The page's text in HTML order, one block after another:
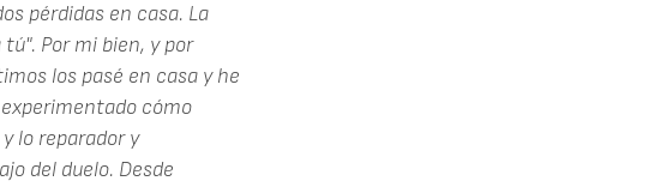
pérdidas en casa. La
Por mi bien, y por
los pasé en casa y he
cómo
lo reparador y
del duelo. Desde